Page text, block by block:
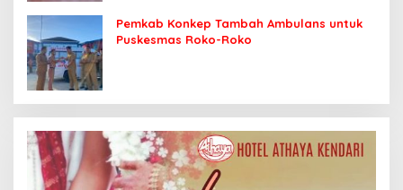
Pemkab Konkep Tambah Ambulans untuk
Puskesmas Roko-Roko